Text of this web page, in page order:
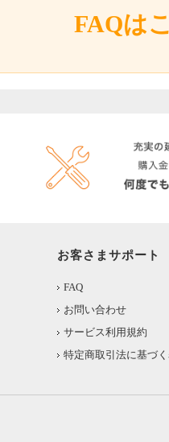
FAQは
お客さまサポート
FAQ
お問い合わせ
サービス利用規約
特定商取引法に基づ